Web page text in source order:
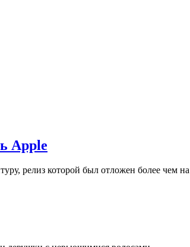
Apple
релиз которой был отложен более чем на